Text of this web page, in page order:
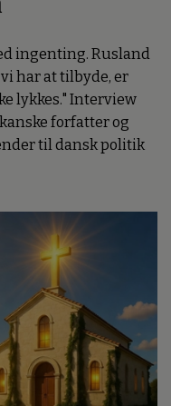
ingenting. Rusland
har at tilbyde, er
lykkes." Interview
forfatter og
til dansk politik